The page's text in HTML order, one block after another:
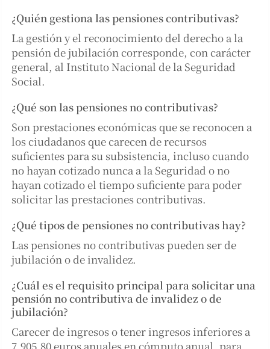
¿Quién gestiona las pensiones contributivas?
La gestión y el reconocimiento del derecho a la
pensión de jubilación corresponde, con carácter
general, al Instituto Nacional de la Seguridad
Social.
¿Qué son las pensiones no contributivas?
Son prestaciones económicas que se reconocen a
los ciudadanos que carecen de recursos
suficientes para su subsistencia, incluso cuando
no hayan cotizado nunca a la Seguridad o no
hayan cotizado el tiempo suficiente para poder
solicitar las prestaciones contributivas.
¿Qué tipos de pensiones no contributivas hay?
Las pensiones no contributivas pueden ser de
jubilación o de invalidez.
¿Cuál es el requisito principal para solicitar una
pensión no contributiva de invalidez o de
jubilación?
Carecer de ingresos o tener ingresos inferiores a
7.905,80 euros anuales en cómputo anual, para